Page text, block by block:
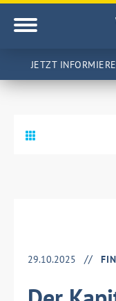
JETZT
29.10.2025